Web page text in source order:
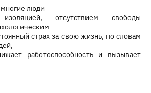
люди
отсутствием свободы
страх за свою жизнь, по словам
работоспособность и вызывает